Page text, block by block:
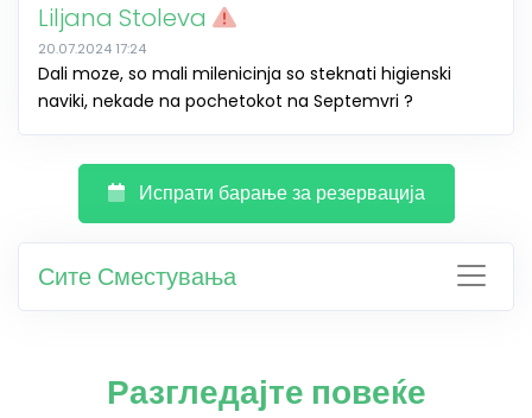
Liljana Stoleva
20.07.2024 17:24
Dali moze, so mali milenicinja so steknati higienski
naviki, nekade na pochetokot na Septemvri ?
Испрати барање за резервација
Сите Сместувања
Разгледајте повеќе